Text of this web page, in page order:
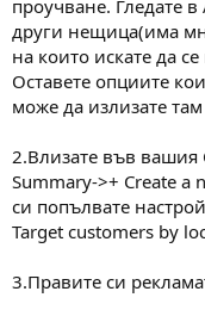
проучване. Гледате
други нещица(има
на които искате да
Оставете опциите
може да излизате
2.Влизате във вашия
Summary->+ Create a
си попълвате
Target customers by
3.Правите си